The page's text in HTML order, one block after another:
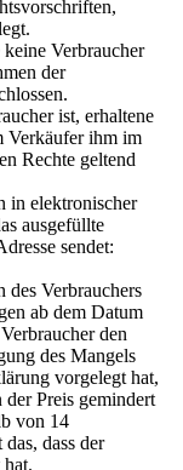
Verbraucher
der
ist, erhaltene
Verkäufer ihm im
Rechte geltend
in elektronischer
ausgefüllte
sendet:
Verbrauchers
ab dem Datum
den
des Mangels
vorgelegt hat,
der Preis gemindert
von 14
dass der